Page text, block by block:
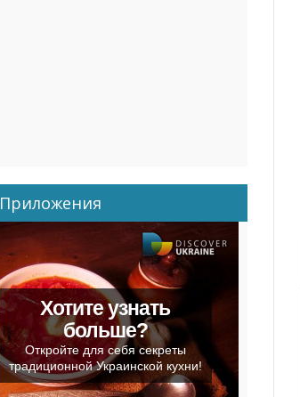
Приложения
Хотите узнать
больше?
Откройте для себя секреты
традиционной Украинской кухни!